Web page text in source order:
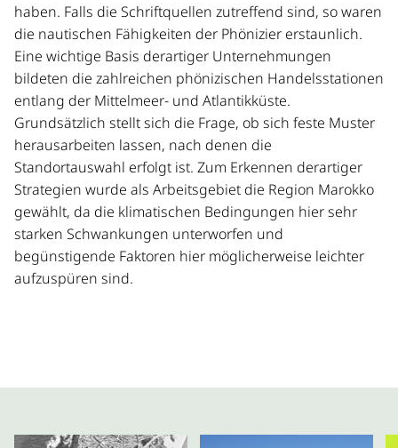
haben. Falls die Schriftquellen zutreffend sind, so waren
die nautischen Fähigkeiten der Phönizier erstaunlich.
Eine wichtige Basis derartiger Unternehmungen
bildeten die zahlreichen phönizischen Handelsstationen
entlang der Mittelmeer- und Atlantikküste.
Grundsätzlich stellt sich die Frage, ob sich feste Muster
herausarbeiten lassen, nach denen die
Standortauswahl erfolgt ist. Zum Erkennen derartiger
Strategien wurde als Arbeitsgebiet die Region Marokko
gewählt, da die klimatischen Bedingungen hier sehr
starken Schwankungen unterworfen und
begünstigende Faktoren hier möglicherweise leichter
aufzuspüren sind.